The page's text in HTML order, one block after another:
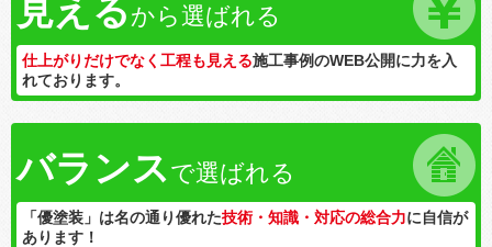
見える から選ばれる
仕上がりだけでなく工程も見える施工事例のWEB公開に力を入
れております。
バランスで選ばれる
「優塗装」は名の通り優れた技術・知識・対応の総合力に自信が
あります！